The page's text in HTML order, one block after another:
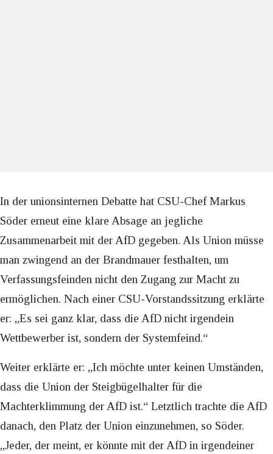
In der unionsinternen Debatte hat CSU-Chef Markus
Söder erneut eine klare Absage an jegliche
Zusammenarbeit mit der AfD gegeben. Als Union müsse
man zwingend an der Brandmauer festhalten, um
Verfassungsfeinden nicht den Zugang zur Macht zu
ermöglichen. Nach einer CSU-Vorstandssitzung erklärte
er: „Es sei ganz klar, dass die AfD nicht irgendein
Wettbewerber ist, sondern der Systemfeind.“
Weiter erklärte er: „Ich möchte unter keinen Umständen,
dass die Union der Steigbügelhalter für die
Machterklimmung der AfD ist.“ Letztlich trachte die AfD
danach, den Platz der Union einzunehmen, so Söder.
„Jeder, der meint, er könnte mit der AfD in irgendeiner